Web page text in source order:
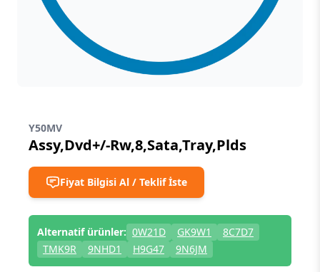
Y50MV
Assy,Dvd+/-Rw,8,Sata,Tray,Plds
Fiyat Bilgisi Al / Teklif İste
Alternatif ürünler: 0W21D GK9W1
8C7D7
TMK9R
9NHD1 H9G47 9N6JM